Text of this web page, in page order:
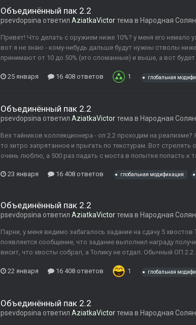
Объединённый пак 2.2
psevdopsina ответил AziatkaVictorтема в Народная
Привет! Что делать с оружием ниже 10%? у меня его немало
вот я не знаю - кому-нибудь дальше будут нужны стволы
принимают от 10 до 50% (это сломанные) и выше, а вот
25 января 16 408 ответов 1 глобальная
Объединённый пак 2.2
psevdopsina ответил AziatkaVictorтема в Народная
Без тайников коллекционера - оп 2.2 проходим на реализме?
то хитро запрятанное и прыгать по текстурам. Вот
очень люблю, а 500 раз падать с моста в попытке попасть к
23 января 16 408 ответов глобальная модификация
Объединённый пак 2.2
psevdopsina ответил AziatkaVictorтема в Народная
Парни, у меня видимо забагалось задание на сдачу 5
появляется сообщение, что задание выполнил награду
висит, что хвосты собрал, а Толику не отдал. Обычный ОП
22 января 16 408 ответов 1 глобальная
Объединённый пак 2.2
psevdopsina ответил AziatkaVictorтема в Народная